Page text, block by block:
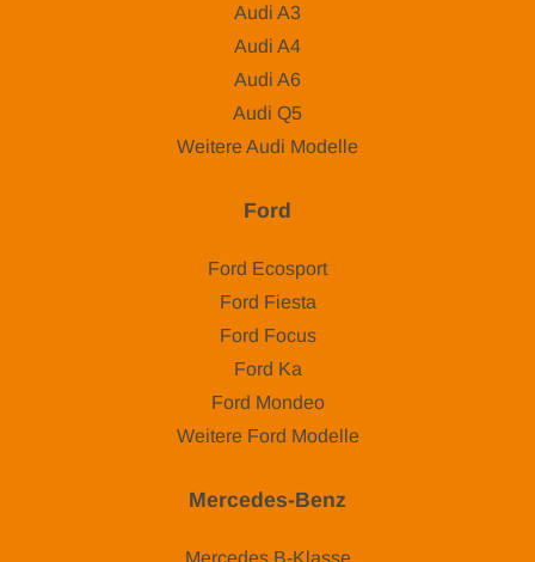
Audi A3
Audi A4
Audi A6
Audi Q5
Weitere Audi Modelle
Ford
Ford Ecosport
Ford Fiesta
Ford Focus
Ford Ka
Ford Mondeo
Weitere Ford Modelle
Mercedes-Benz
Mercedes B-Klasse